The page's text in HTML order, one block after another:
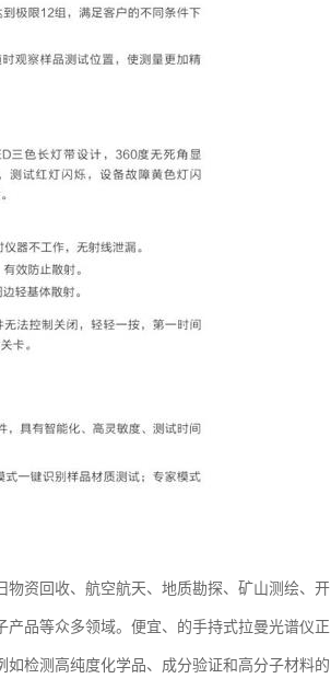
资回收、航空航天、地质勘探、矿山测绘、开
品等众多领域。便宜、的手持式拉曼光谱仪正
检测高纯度化学品、成分验证和高分子材料的